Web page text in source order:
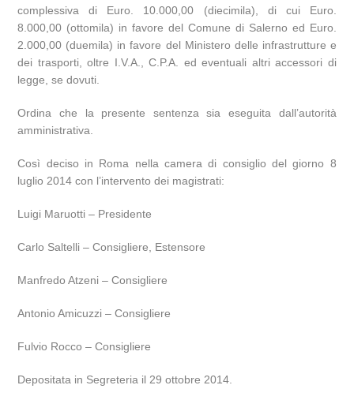
complessiva di Euro. 10.000,00 (diecimila), di cui Euro.
8.000,00 (ottomila) in favore del Comune di Salerno ed Euro.
2.000,00 (duemila) in favore del Ministero delle infrastrutture e
dei trasporti, oltre I.V.A., C.P.A. ed eventuali altri accessori di
legge, se dovuti.
Ordina che la presente sentenza sia eseguita dall’autorità
amministrativa.
Così deciso in Roma nella camera di consiglio del giorno 8
luglio 2014 con l’intervento dei magistrati:
Luigi Maruotti – Presidente
Carlo Saltelli – Consigliere, Estensore
Manfredo Atzeni – Consigliere
Antonio Amicuzzi – Consigliere
Fulvio Rocco – Consigliere
Depositata in Segreteria il 29 ottobre 2014.